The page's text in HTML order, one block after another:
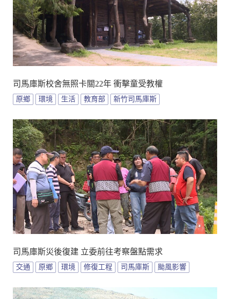
司馬庫斯校舍無照卡關22年 衝擊童受教權
原鄉 環境 生活 教育部 新竹司馬庫斯
司馬庫斯災後復建 立委前往考察盤點需求
交通 原鄉 環境 修復工程 司馬庫斯 颱風影響